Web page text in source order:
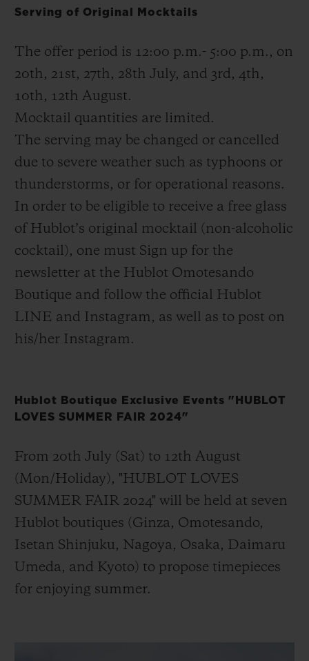
Serving of Original Mocktails
The offer period is 12:00 p.m.- 5:00 p.m., on
20th, 21st, 27th, 28th July, and 3rd, 4th,
10th, 12th August.
Mocktail quantities are limited.
The serving may be changed or cancelled
due to severe weather such as typhoons or
thunderstorms, or for operational reasons.
In order to be eligible to receive a free glass
of Hublot’s original mocktail (non-alcoholic
cocktail), one must Sign up for the
newsletter at the Hublot Omotesando
Boutique and follow the official Hublot
LINE and Instagram, as well as to post on
his/her Instagram.
Hublot Boutique Exclusive Events "HUBLOT
LOVES SUMMER FAIR 2024"
From 20th July (Sat) to 12th August
(Mon/Holiday), "HUBLOT LOVES
SUMMER FAIR 2024" will be held at seven
Hublot boutiques (Ginza, Omotesando,
Isetan Shinjuku, Nagoya, Osaka, Daimaru
Umeda, and Kyoto) to propose timepieces
for enjoying summer.